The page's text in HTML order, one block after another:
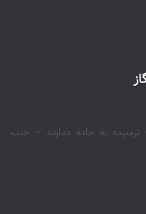
نرسیده به جاده دماوند – جنب